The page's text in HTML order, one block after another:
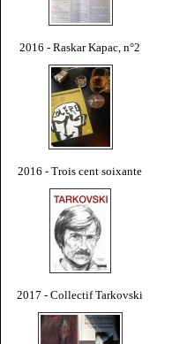
2016 - Raskar Kapac, n°2
2016 - Trois cent soixante
2017 - Collectif Tarkovski